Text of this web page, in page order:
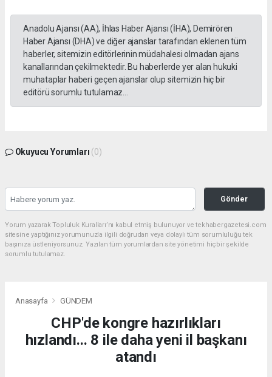
Anadolu Ajansı (AA), İhlas Haber Ajansı (İHA), Demirören
Haber Ajansı (DHA) ve diğer ajanslar tarafından eklenen tüm
haberler, sitemizin editörlerinin müdahalesi olmadan ajans
kanallarından çekilmektedir. Bu haberlerde yer alan hukuki
muhataplar haberi geçen ajanslar olup sitemizin hiç bir
editörü sorumlu tutulamaz...
Okuyucu Yorumları (0)
Gönder
Yorum yazarak Topluluk Kuralları’nı kabul etmiş bulunuyor ve tekhabergazetesi.com
sitesine yaptığınız yorumunuzla ilgili doğrudan veya dolaylı tüm sorumluluğu tek
başınıza üstleniyorsunuz. Yazılan tüm yorumlardan site yönetimi hiçbir şekilde
sorumlu tutulamaz.
Anasayfa GÜNDEM
CHP'de kongre hazırlıkları
hızlandı... 8 ile daha yeni il başkanı
atandı